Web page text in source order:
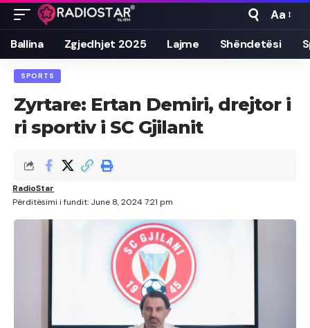
Font
Resizer
Aa
Ballina Zgjedhjet 2025 Lajme Shëndetësi
SPORTS
Zyrtare: Ertan Demiri, drejtor i
ri sportiv i SC Gjilanit
Përditësimi i fundit: June 8, 2024 7:21 pm
RadioStar